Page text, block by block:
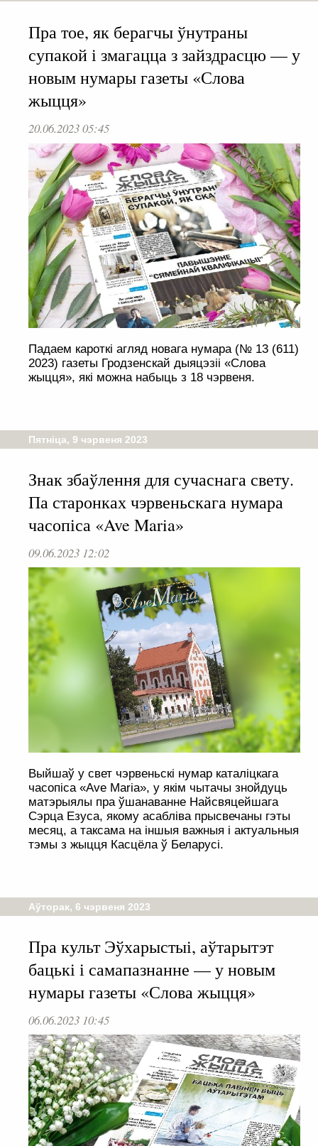
Пра тое, як берагчы ўнутраны
супакой і змагацца з зайздрасцю — у
новым нумары газеты «Слова
жыцця»
20.06.2023 05:45
Падаем кароткі агляд новага нумара (№ 13 (611)
2023) газеты Гродзенскай дыяцэзіі «Слова
жыцця», які можна набыць з 18 чэрвеня.
Пятніца, 9 чэрвеня 2023
Знак збаўлення для сучаснага свету.
Па старонках чэрвеньскага нумара
часопіса «Ave Maria»
09.06.2023 12:02
Выйшаў у свет чэрвеньскі нумар каталіцкага
часопіса «Ave Maria», у якім чытачы знойдуць
матэрыялы пра ўшанаванне Найсвяцейшага
Сэрца Езуса, якому асабліва прысвечаны гэты
месяц, а таксама на іншыя важныя і актуальныя
тэмы з жыцця Касцёла ў Беларусі.
Аўторак, 6 чэрвеня 2023
Пра культ Эўхарыстыі, аўтарытэт
бацькі і самапазнанне — у новым
нумары газеты «Слова жыцця»
06.06.2023 10:45